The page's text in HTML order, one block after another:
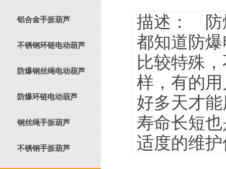
铝合金手扳葫芦
不锈钢环链电动葫芦
防爆钢丝绳电动葫芦
防爆环链电动葫芦
钢丝绳手扳葫芦
不锈钢手扳葫芦
描述： 防
都知道防
比较特殊
样，有的
好多天才
寿命长短
适度的维